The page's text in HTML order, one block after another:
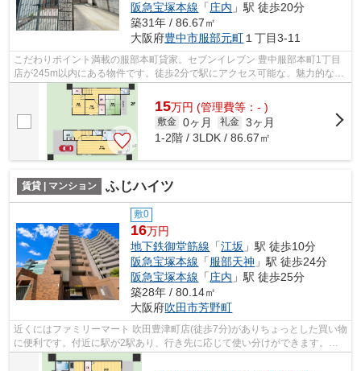
阪急宝塚本線 「庄内 」駅 徒歩20分
築31年 / 86.67㎡
大阪府豊中市服部元町１丁目3-11
こだわりポイント満載の服部本町貸家。セブンイレブン 豊中服部本町1丁目
店が245m以内にある物件です。徒歩2分で駅にアクセス可能な、魅力的な駅
近物件です。通風良好の一戸建てなので...
15万円 (管理費等：- )
敷金 0ヶ月 礼金 3ヶ月
1-2階 / 3LDK / 86.67㎡
賃貸 | マンション ふじハイツ
敷0
16万円
地下鉄御堂筋線 「江坂 」駅 徒歩10分
阪急宝塚本線 「服部天神 」駅 徒歩24分
阪急宝塚本線 「庄内 」駅 徒歩25分
築28年 / 80.14㎡
大阪府吹田市芳野町
近くにはファミリーマート 吹田豊津町店(徒歩7分)がありちょっとした買い物
に便利です。付近に駅が2駅あり、行き先に応じて使い分けができます。風
通しが良好なので、いつでも新鮮な空...